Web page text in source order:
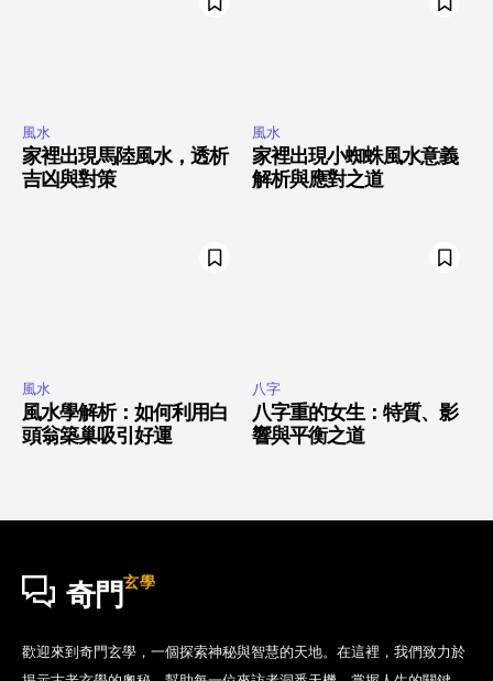
風水
家裡出現馬陸風水，透析
吉凶與對策
風水
家裡出現小蜘蛛風水意義
解析與應對之道
風水
風水學解析：如何利用白
頭翁築巢吸引好運
八字
八字重的女生：特質、影
響與平衡之道
奇門 玄學
歡迎來到奇門玄學，一個探索神秘與智慧的天地。在這裡，我們致力於